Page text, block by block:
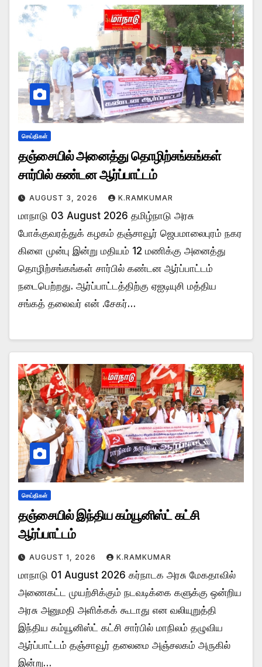
செய்திகள்
தஞ்சையில் அனைத்து தொழிற்சங்கங்கள்
சார்பில் கண்டன ஆர்ப்பாட்டம்
AUGUST 3, 2026 K.RAMKUMAR
மாநாடு 03 August 2026 தமிழ்நாடு அரசு
போக்குவரத்துக் கழகம் தஞ்சாவூர் ஜெபமாலைபுரம் நகர
கிளை முன்பு இன்று மதியம் 12 மணிக்கு அனைத்து
தொழிற்சங்கங்கள் சார்பில் கண்டன ஆர்ப்பாட்டம்
நடைபெற்றது. ஆர்ப்பாட்டத்திற்கு ஏஐடியுசி மத்திய
சங்கத் தலைவர் என் .சேகர்…
செய்திகள்
தஞ்சையில் இந்திய கம்யூனிஸ்ட் கட்சி
ஆர்ப்பாட்டம்
AUGUST 1, 2026 K.RAMKUMAR
மாநாடு 01 August 2026 கர்நாடக அரசு மேகதாவில்
அணைகட்ட முயற்சிக்கும் நடவடிக்கை களுக்கு ஒன்றிய
அரசு அனுமதி அளிக்கக் கூடாது என வலியுறுத்தி
இந்திய கம்யூனிஸ்ட் கட்சி சார்பில் மாநிலம் தழுவிய
ஆர்ப்பாட்டம் தஞ்சாவூர் தலைமை அஞ்சலகம் அருகில்
இன்று…